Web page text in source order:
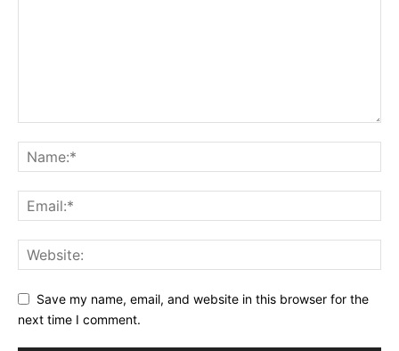
Save my name, email, and website in this browser for the
next time I comment.